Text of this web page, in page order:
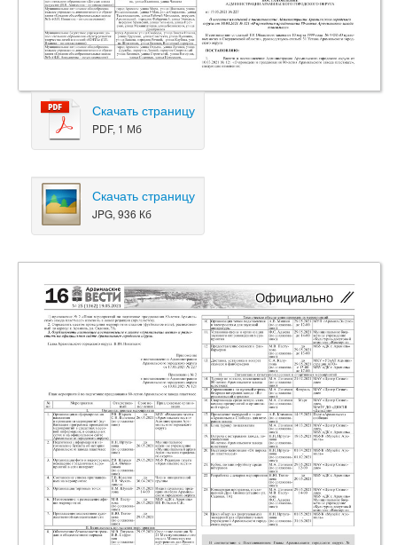
Скачать страницу
PDF, 1 Мб
Скачать страницу
JPG, 936 Кб